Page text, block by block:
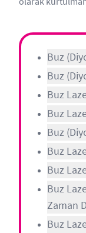
Buz
Buz
Buz
Buz
Buz
Buz
Buz
Buz
Zaman
Buz